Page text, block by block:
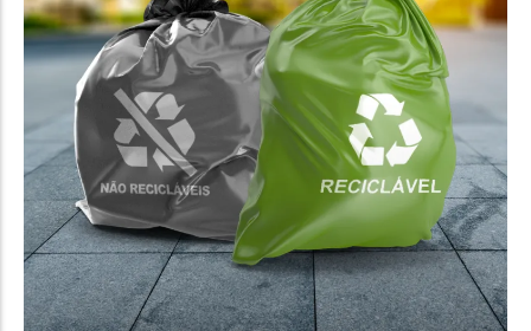
Saúde e Bem-Estar